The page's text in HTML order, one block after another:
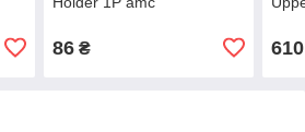
86₴ 610